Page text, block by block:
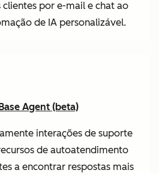
clientes por e-mail e chat ao
de IA personalizável.
Agent (beta)
interações de suporte
de autoatendimento
a encontrar respostas mais